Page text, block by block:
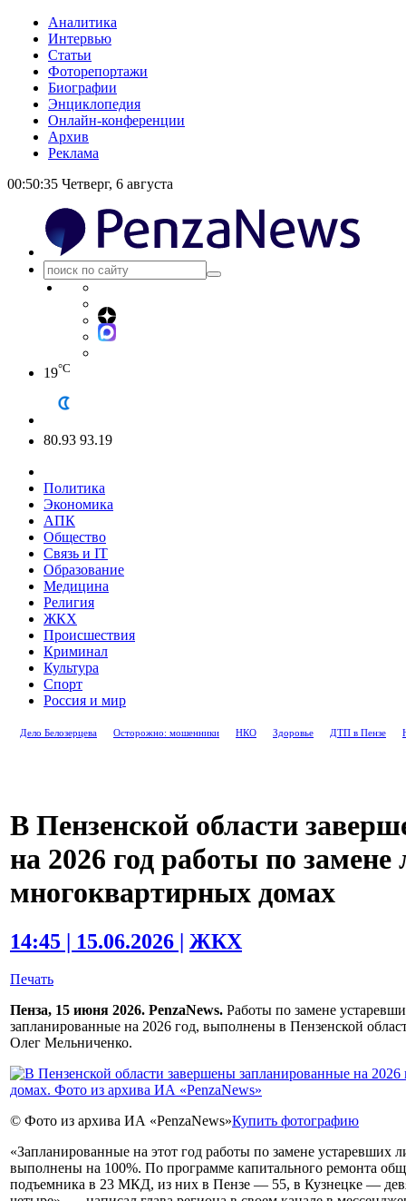
Аналитика
Интервью
Статьи
Фоторепортажи
Биографии
Энциклопедия
Онлайн-конференции
Архив
Реклама
00:50:36 Четверг, 6 августа
19°C
80.93 93.19
Политика
Экономика
АПК
Общество
Связь и IT
Образование
Медицина
Религия
ЖКХ
Происшествия
Криминал
Культура
Спорт
Россия и мир
Дело Белозерцева Осторожно: мошенники НКО Здоровье ДТП в Пензе
В Пензенской области
на 2026 год работы по замене
многоквартирных домах
14:45 | 15.06.2026 | ЖКХ
Печать
Пенза, 15 июня 2026. PenzaNews. Работы по замене
запланированные на 2026 год, выполнены в Пензенской
Олег Мельниченко.
© Фото из архива ИА «PenzaNews»Купить фотографию
«Запланированные на этот год работы по замене устаревших
выполнены на 100%. По программе капитального ремонта
подъемника в 23 МКД, из них в Пензе — 55, в Кузнецке —